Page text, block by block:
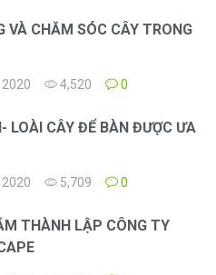
VÀ CHĂM SÓC CÂY TRONG
4,520 0
LOÀI CÂY ĐỂ BÀN ĐƯỢC ƯA
5,709 0
THÀNH LẬP CÔNG TY